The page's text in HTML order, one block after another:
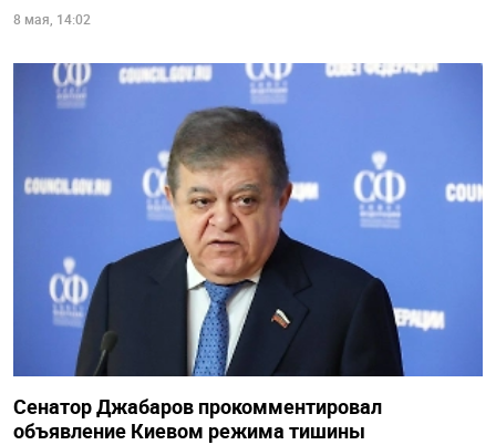
8 мая, 14:02
Сенатор Джабаров прокомментировал
объявление Киевом режима тишины